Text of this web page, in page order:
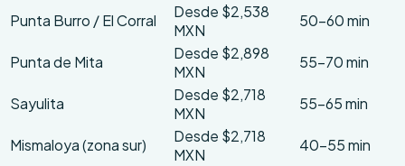
Punta Burro / El Corral
Desde $2,538
MXN
50–60 min
Punta de Mita
Desde $2,898
MXN
55–70 min
Sayulita
Desde $2,718
MXN
55–65 min
Mismaloya (zona sur)
Desde $2,718
MXN
40–55 min